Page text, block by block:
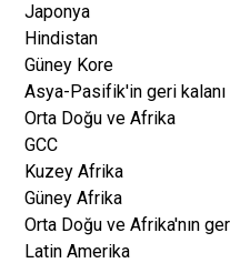
Japonya
Hindistan
Güney Kore
Asya-Pasifik'in geri kalanı
Orta Doğu ve Afrika
GCC
Kuzey Afrika
Güney Afrika
Orta Doğu ve Afrika'nın
Latin Amerika